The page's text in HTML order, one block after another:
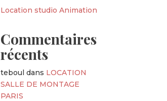
Location studio Animation
Commentaires
récents
teboul dans LOCATION
SALLE DE MONTAGE
PARIS